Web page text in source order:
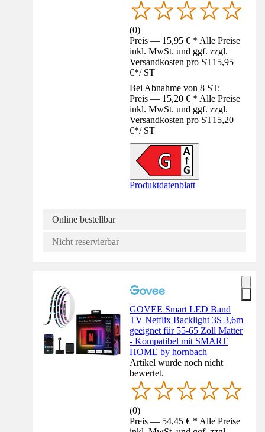
(0)
Preis — 15,95 € * Alle Preise
inkl. MwSt. und ggf. zzgl.
Versandkosten pro ST15,95
€*/ ST
Bei Abnahme von 8 ST:
Preis — 15,20 € * Alle Preise
inkl. MwSt. und ggf. zzgl.
Versandkosten pro ST15,20
€*/ ST
Produktdatenblatt
Online bestellbar
Nicht reservierbar
GOVEE Smart LED Band
TV Netflix Backlight 3S 3,6m
geeignet für 55-65 Zoll Matter
- Kompatibel mit SMART
HOME by hornbach
Artikel wurde noch nicht
bewertet.
(0)
Preis — 54,45 € * Alle Preise